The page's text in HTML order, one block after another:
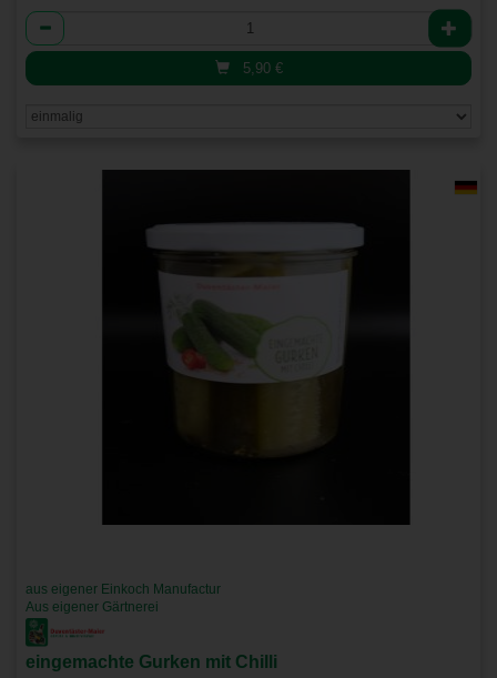
Anzahl
5,90 €
aus eigener Einkoch Manufactur
Aus eigener Gärtnerei
eingemachte Gurken mit Chilli